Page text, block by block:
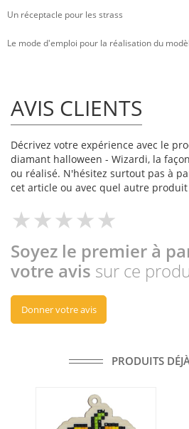
Un réceptacle pour les strass
Le mode d'emploi pour la réalisation du
AVIS CLIENTS
Décrivez votre expérience avec le
diamant halloween - Wizardi, la
ou réalisé. N'hésitez surtout pas à
cet article ou avec quel autre produit
Soyez le premier à
votre avis sur ce
Donner votre avis
PRODUITS